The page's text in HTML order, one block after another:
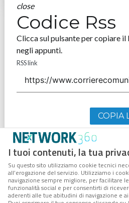
I tuoi contenuti, la tua
Su questo sito utilizziamo cookie tecnici
all’erogazione del servizio. Utilizziamo i
navigazione sempre migliore, per facilitare
funzionalità social e per consentirti di
aderenti alle tue abitudini di navigazione e
close
Codice Rss
Clicca sul pulsante per copiare il
negli appunti.
RSS link
COPIA